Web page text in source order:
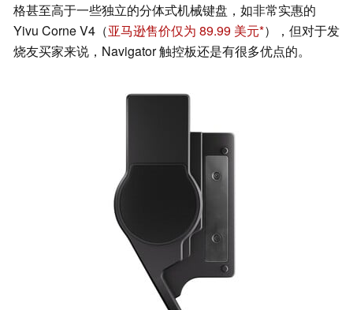
格甚至高于一些独立的分体式机械键盘，如非常实惠的
Yivu Corne V4（亚马逊售价仅为 89.99 美元 ），但对于发
烧友买家来说，Navigator 触控板还是有很多优点的。